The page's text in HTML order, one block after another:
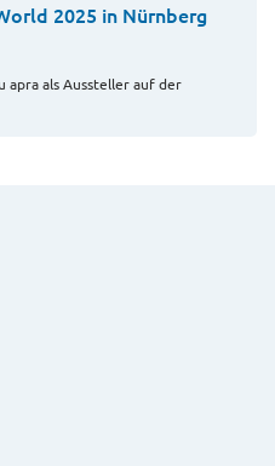
2025 in Nürnberg
apra als Aussteller auf der